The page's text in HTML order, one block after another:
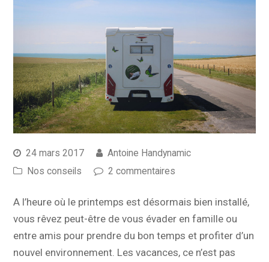
24 mars 2017
Antoine Handynamic
Nos conseils
2 commentaires
A l’heure où le printemps est désormais bien installé,
vous rêvez peut-être de vous évader en famille ou
entre amis pour prendre du bon temps et profiter d’un
nouvel environnement. Les vacances, ce n’est pas